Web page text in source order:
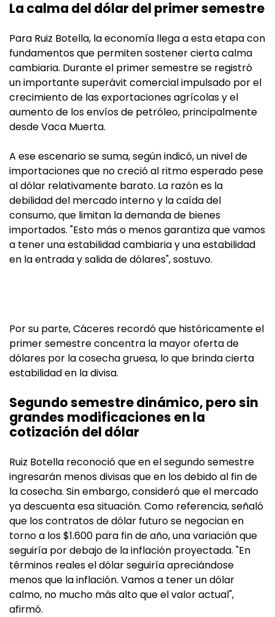
La calma del dólar del primer semestre
Para Ruiz Botella, la economía llega a esta etapa con
fundamentos que permiten sostener cierta calma
cambiaria. Durante el primer semestre se registró
un importante superávit comercial impulsado por el
crecimiento de las exportaciones agrícolas y el
aumento de los envíos de petróleo, principalmente
desde Vaca Muerta.
A ese escenario se suma, según indicó, un nivel de
importaciones que no creció al ritmo esperado pese
al dólar relativamente barato. La razón es la
debilidad del mercado interno y la caída del
consumo, que limitan la demanda de bienes
importados. "Esto más o menos garantiza que vamos
a tener una estabilidad cambiaria y una estabilidad
en la entrada y salida de dólares", sostuvo.
Por su parte, Cáceres recordó que históricamente el
primer semestre concentra la mayor oferta de
dólares por la cosecha gruesa, lo que brinda cierta
estabilidad en la divisa.
Segundo semestre dinámico, pero sin
grandes modificaciones en la
cotización del dólar
Ruiz Botella reconoció que en el segundo semestre
ingresarán menos divisas que en los debido al fin de
la cosecha. Sin embargo, consideró que el mercado
ya descuenta esa situación. Como referencia, señaló
que los contratos de dólar futuro se negocian en
torno a los $1.600 para fin de año, una variación que
seguiría por debajo de la inflación proyectada. "En
términos reales el dólar seguiría apreciándose
menos que la inflación. Vamos a tener un dólar
calmo, no mucho más alto que el valor actual",
afirmó.